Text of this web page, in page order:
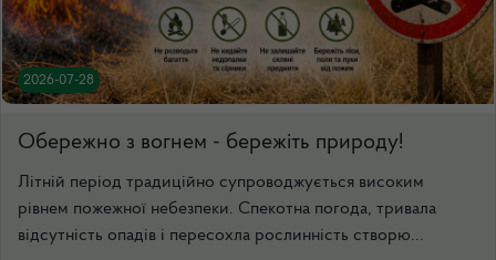
2026-07-28
Обережно з вогнем - бережіть природу!
Літній період традиційно супроводжується високим
рівнем пожежної небезпеки. Спекотна погода, тривала
відсутність опадів і пересохла рослинність створю...